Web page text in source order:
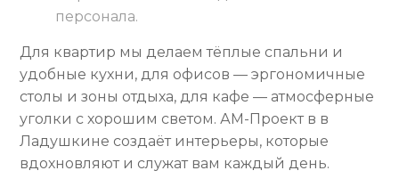
персонала.
Для квартир мы делаем тёплые спальни и
удобные кухни, для офисов — эргономичные
столы и зоны отдыха, для кафе — атмосферные
уголки с хорошим светом. АМ-Проект в в
Ладушкине создаёт интерьеры, которые
вдохновляют и служат вам каждый день.